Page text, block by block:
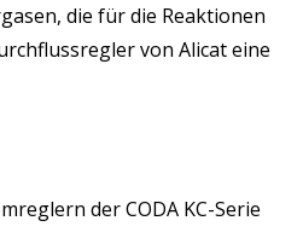
die für die Reaktionen
von Alicat eine
der CODA KC-Serie